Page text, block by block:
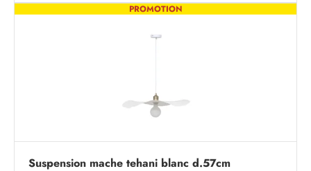
PROMOTION
Suspension mache tehani blanc d.57cm